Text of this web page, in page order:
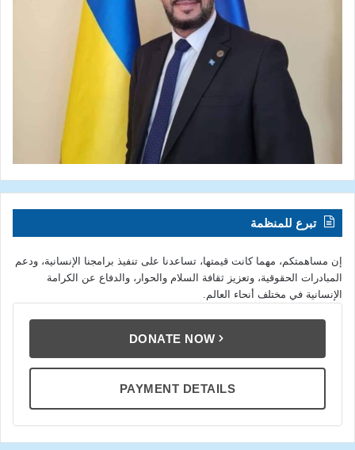
تبرع للمنظمة
إن مساهمتكم، مهما كانت قيمتها، تساعدنا على تنفيذ برامجنا الإنسانية، ودعم
المبادرات الحقوقية، وتعزيز ثقافة السلام والحوار، والدفاع عن الكرامة
الإنسانية في مختلف أنحاء العالم.
DONATE NOW
PAYMENT DETAILS